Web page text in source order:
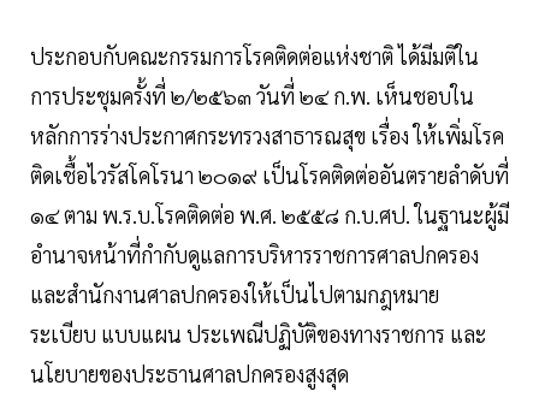
ประกอบกับคณะกรรมการโรคติดต่อแห่งชาติ ได้มีมติใน
การประชุมครั้งที่ ๒/๒๕๖๓ วันที่ ๒๔ ก.พ. เห็นชอบใน
หลักการร่างประกาศกระทรวงสาธารณสุข เรื่อง ให้เพิ่มโรค
ติดเชื้อไวรัสโคโรนา ๒๐๑๙ เป็นโรคติดต่ออันตรายลำดับที่
๑๔ ตาม พ.ร.บ.โรคติดต่อ พ.ศ. ๒๕๕๘ ก.บ.ศป. ในฐานะผู้มี
อำนาจหน้าที่กำกับดูแลการบริหารราชการศาลปกครอง
และสำนักงานศาลปกครองให้เป็นไปตามกฎหมาย
ระเบียบ แบบแผน ประเพณีปฏิบัติของทางราชการ และ
นโยบายของประธานศาลปกครองสูงสุด